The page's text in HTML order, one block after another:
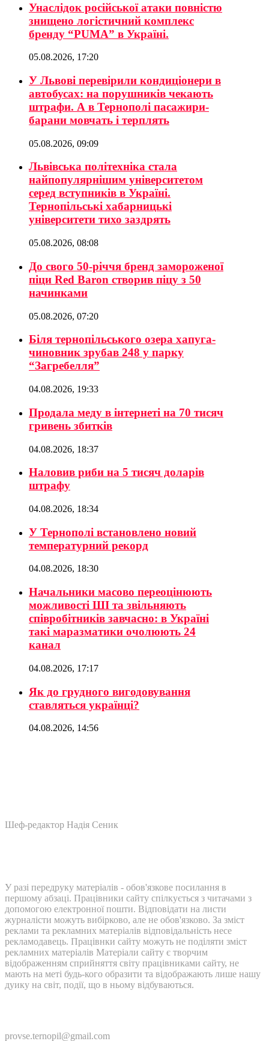
Унаслідок російської атаки повністю
знищено логістичний комплекс
бренду “PUMA” в Україні.
05.08.2026, 17:20
У Львові перевірили кондиціонери в
автобусах: на порушників чекають
штрафи. А в Тернополі пасажири-
барани мовчать і терплять
05.08.2026, 09:09
Львівська політехніка стала
найпопулярнішим університетом
серед вступників в Україні.
Тернопільські хабарницькі
університети тихо заздрять
05.08.2026, 08:08
До свого 50-річчя бренд замороженої
піци Red Baron створив піцу з 50
начинками
05.08.2026, 07:20
Біля тернопільського озера хапуга-
чиновник зрубав 248 у парку
“Загребелля”
04.08.2026, 19:33
Продала меду в інтернеті на 70 тисяч
гривень збитків
04.08.2026, 18:37
Наловив риби на 5 тисяч доларів
штрафу
04.08.2026, 18:34
У Тернополі встановлено новий
температурний рекорд
04.08.2026, 18:30
Начальники масово переоцінюють
можливості ШІ та звільняють
співробітників завчасно: в Україні
такі маразматики очолюють 24
канал
04.08.2026, 17:17
Як до грудного вигодовування
ставляться українці?
04.08.2026, 14:56
Шеф-редактор Надія Сеник
У разі передруку матеріалів - обов'язкове посилання в
першому абзаці. Працівники сайту спілкується з читачами з
допомогою електронної пошти. Відповідати на листи
журналісти можуть вибірково, але не обов'язково. За зміст
реклами та рекламних матеріалів відповідальність несе
рекламодавець. Працівнки сайту можуть не поділяти зміст
рекламних матеріалів Матеріали сайту є творчим
відображенням сприйняття світу працівниками сайту, не
мають на меті будь-кого образити та відображають лише нашу
дуику на світ, події, що в ньому відбуваються.
provse.ternopil@gmail.com